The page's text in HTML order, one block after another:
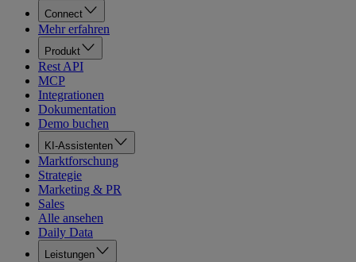
Connect
Mehr erfahren
Produkt
Rest API
MCP
Integrationen
Dokumentation
Demo buchen
KI-Assistenten
Marktforschung
Strategie
Marketing & PR
Sales
Alle ansehen
Daily Data
Leistungen